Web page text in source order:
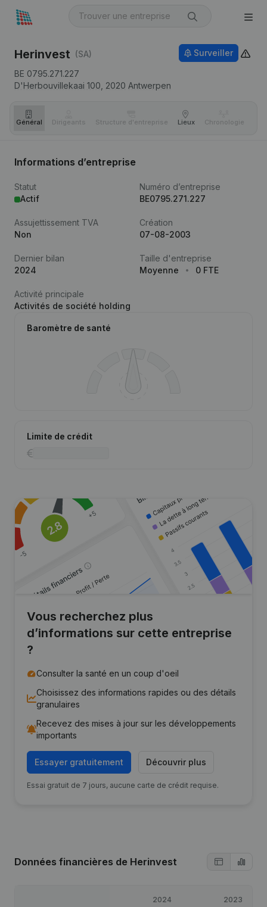
Herinvest (SA)
BE 0795.271.227
D'Herbouvillekaai 100, 2020 Antwerpen
Surveiller
Général Dirigeants Structure d'entreprise Lieux Chronologie
Informations d’entreprise
Statut
Actif
Numéro d’entreprise
BE0795.271.227
Assujettissement TVA
Non
Création
07-08-2003
Dernier bilan
2024
Taille d'entreprise
Moyenne
0 FTE
Activité principale
Activités de société holding
Baromètre de santé
Limite de crédit
Vous recherchez plus
d’informations sur cette entreprise
?
Consulter la santé en un coup d'oeil
Choisissez des informations rapides ou des détails
granulaires
Recevez des mises à jour sur les développements
importants
Essayer gratuitement Découvrir plus
Essai gratuit de 7 jours, aucune carte de crédit requise.
Données financières de Herinvest
2024 2023